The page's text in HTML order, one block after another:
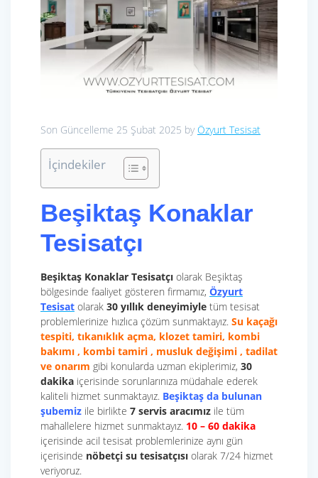
Son Güncelleme 25 Şubat 2025 by Özyurt Tesisat
İçindekiler
Beşiktaş Konaklar
Tesisatçı
Beşiktaş Konaklar Tesisatçı olarak Beşiktaş
bölgesinde faaliyet gösteren firmamız, Özyurt
Tesisat olarak 30 yıllık deneyimiyle tüm tesisat
problemlerinize hızlıca çözüm sunmaktayız. Su kaçağı
tespiti, tıkanıklık açma, klozet tamiri, kombi
bakımı , kombi tamiri , musluk değişimi , tadilat
ve onarım gibi konularda uzman ekiplerimiz, 30
dakika içerisinde sorunlarınıza müdahale ederek
kaliteli hizmet sunmaktayız. Beşiktaş da bulunan
şubemiz ile birlikte 7 servis aracımız ile tüm
mahallelere hizmet sunmaktayız. 10 – 60 dakika
içerisinde acil tesisat problemlerinize aynı gün
içerisinde nöbetçi su tesisatçısı olarak 7/24 hizmet
veriyoruz.